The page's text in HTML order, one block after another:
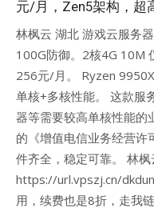
元/月，Zen5架构，超
林枫云 湖北 游戏云服务
100G防御。2核4G 10M
256元/月。 Ryzen
单核+多核性能。 这款服
器等需要较高单核性能的
的《增值电信业务经营许
件齐全，稳定可靠。 林枫
https://url.vpszj.cn/
用，续费也是8折，走我